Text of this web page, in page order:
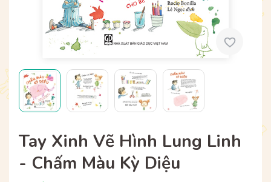
Tay Xinh Vẽ Hình Lung Linh
- Chấm Màu Kỳ Diệu